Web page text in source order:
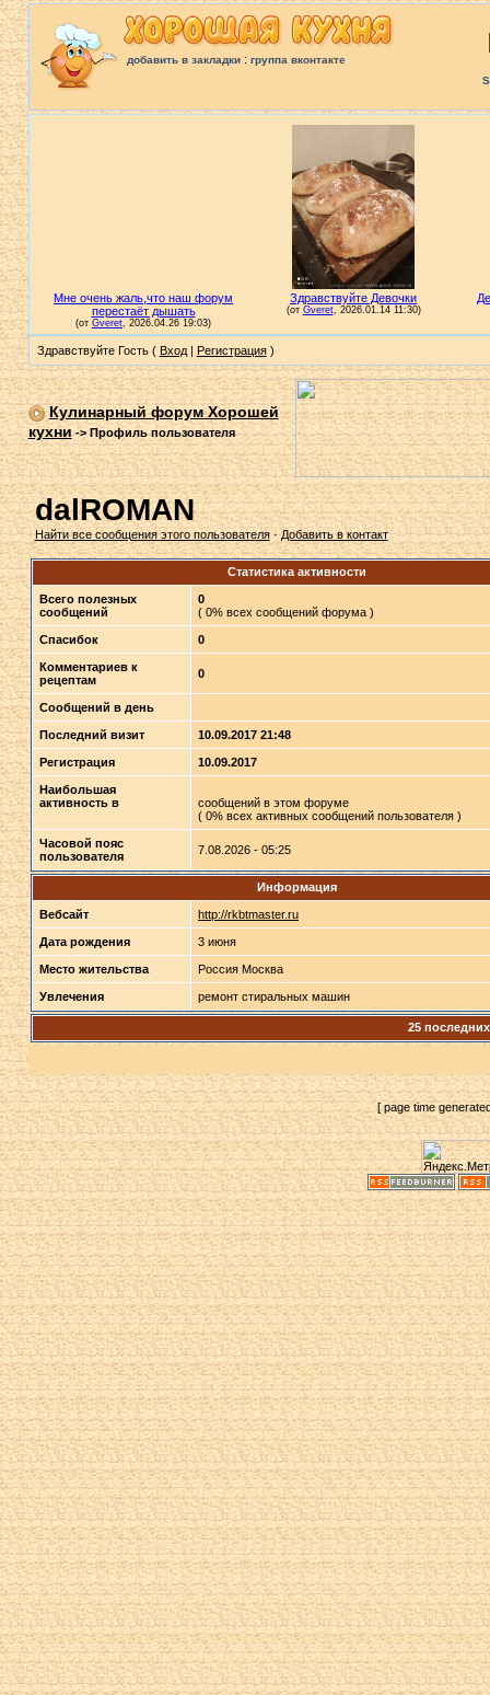
добавить в закладки: группа вконтакте
Здравствуйте Гость ( Вход| Регистрация)
Кулинарный форум Хорошей
кухни->Профиль пользователя
dalROMAN
Найти все сообщения этого пользователя·Добавить в контакт
Статистика активности
Всего полезных
сообщений
0
( 0% всех сообщений форума )
Спасибок 0
Комментариев к
рецептам
0
Сообщений в день
Последний визит 10.09.2017 21:48
Регистрация 10.09.2017
Наибольшая
активность в
сообщений в этом форуме
( 0% всех активных сообщений пользователя )
Часовой пояс
пользователя
7.08.2026 - 05:25
Информация
Вебсайт http://rkbtmaster.ru
Дата рождения 3 июня
Место жительства Россия Москва
Увлечения ремонт стиральных машин
25
[ page time